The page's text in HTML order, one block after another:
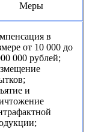
Меры
в
от 10 000 до
000 рублей;
и